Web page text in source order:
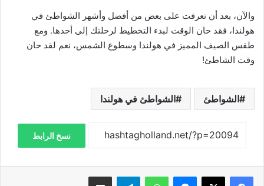
والآن، بعد أن تعرفت على بعض من أفضل وأشهر الشواطئ في
هولندا، فقد حان الوقت لبدء التخطيط لرحلتك إلى أحدها. ومع
طقس الصيف المميز في هولندا وسطوع الشمس، نعم لقد حان
وقت الشاطئ!
الشواطئ الشواطئ في هولندا
نسخ الرابط
فيسبوك ‫X ماسنجر واتساب تيلقرام مشاركة عبر البريد